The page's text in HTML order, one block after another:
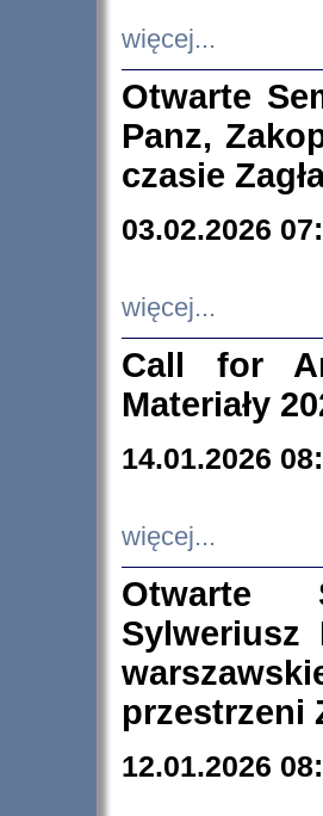
więcej...
Otwarte
Panz,
czasie
03.02.2026
więcej...
Call for
Materiały
14.01.2026
więcej...
Otwarte
Sylweriusz
przestrzeni
12.01.2026